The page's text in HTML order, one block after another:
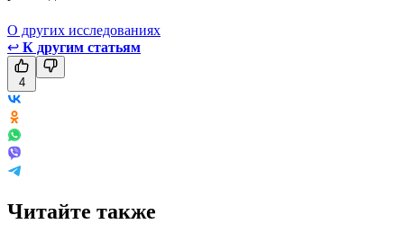
О других исследованиях
↩ К другим статьям
4
Читайте также